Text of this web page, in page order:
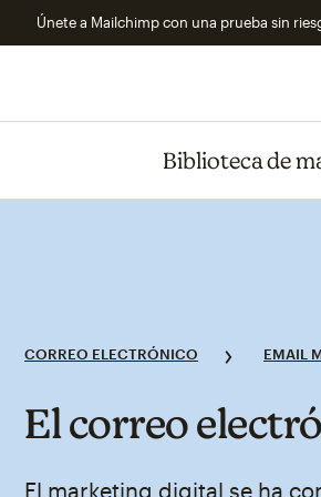
Únete a Mailchimp con una prueba sin
Biblioteca de
CORREO ELECTRÓNICO EMAIL
El correo
El marketing digital se ha